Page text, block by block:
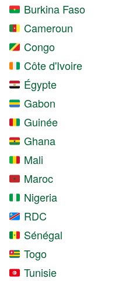
Burkina Faso
Cameroun
Congo
Côte d'Ivoire
Égypte
Gabon
Guinée
Ghana
Mali
Maroc
Nigeria
RDC
Sénégal
Togo
Tunisie